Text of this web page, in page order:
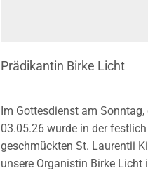
Prädikantin Birke Licht
Im Gottesdienst am Sonntag,
03.05.26 wurde in der festlich
geschmückten St. Laurentii
unsere Organistin Birke Licht